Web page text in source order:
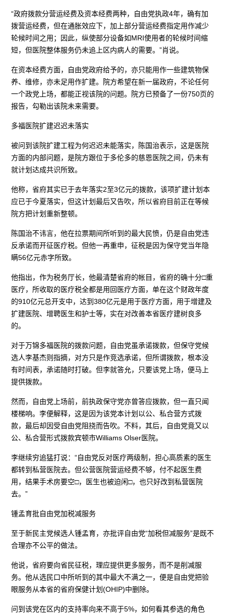
“政府拨款分营运经费及资本经费两种，自由党执政4年，确有加
拨营运经费，但在通胀效应下，加上部分营运经费指定用作减少
轮候时间之用；因此，纵使部分设备如MRI使用者的轮候时间缩
短，但医院整体服务仍未追上区内病人的需要。”肖说。
在资本经费方面，自由党政府给予的，亦只能用作一些建筑物保
养、维修，亦未足用作扩建。院方希望在新一届政府，不论任何
一个政党上场，都能正视该院的问题。院方已预备了一份750页的
报告，勾勒出该院未来需要。
多福医院扩建迟迟未落实
被问到该院扩建工程为何迟迟未能落实，陈国治表示，这是医院
方面的内部问题，是院方跟位于多伦多的慈恩医院之间，仍未有
就计划达成共识所致。
他称，省府其实已于去年落实2至3亿元的拨款，该项扩建计划本
应已于今夏落实，但这计划最后又告吹，所以省府目前正在等候
院方把计划重新整顿。
陈国治不讳言，他在拉票期间所听到的最大民愤，仍是自由党违
反承诺而开征医疗税。但他一再重申，征税是因为保守党当年隐
瞒56亿元赤字所致。
他指出，作为税务厅长，他最清楚省府的帐目，省府的确十分□重
医疗，所收取的医疗税全都是用回医疗方面，单在这个财政年度
的910亿元总开支中，达到380亿元是用于医疗方面，用于增建及
扩建医院、增聘医生和护士等，实在对改善本省医疗建树良多
的。
对于万锦多福医院的拨款问题，自由党虽承诺拨款，但保守党候
选人李基杰则指摘，对方只是作竞选承诺，但所谓拨款，根本没
有时间表，承诺随时打破。但李就答允，只要该党上场，便马上
提供拨款。
然而，自由党上场前，前执政保守党亦曾答应拨款，但一直只闻
楼梯响。李便解释，这是因为该党本计划以公、私合营方式拨
款，最后却因受自由党阻挠而告吹。不料，其后，自由党竟又以
公、私合营形式拨款宾顿市Williams Olser医院。
李继续穷追猛打说：“自由党反对医疗两级制，担心高质素的医生
都转到私营医院去。但公营医院营运经费不够，付不起医生费
用，结果手术房要空□，医生也被迫闲□，也只好改到私营医院
去。”
锺孟育批自由党加税减服务
至于新民主党候选人锺孟育，亦批评自由党“加税但减服务”是既不
合理亦不公平的做法。
他说，省府要向省民征税，理应提供更多服务，而不是削减服
务。他从选民口中所听到的其中最大不满之一，便是自由党把验
眼服务从本省的省府保健计划(OHIP)中删除。
问到该党在区内的支持率向来不高于5%，如何看其参选的角色